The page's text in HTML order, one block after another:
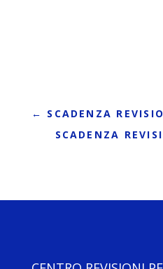
← SCADENZA
SCADENZA